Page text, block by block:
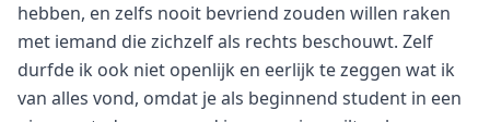
hebben, en zelfs nooit bevriend zouden willen raken
met iemand die zichzelf als rechts beschouwt. Zelf
durfde ik ook niet openlijk en eerlijk te zeggen wat ik
van alles vond, omdat je als beginnend student in een